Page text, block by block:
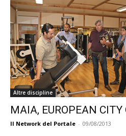
Altre discipline
MAIA, EUROPEAN
Il Network del Portale - 09/08/2013